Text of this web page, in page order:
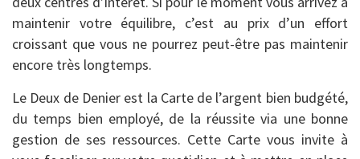
maintenir votre équilibre, c’est au prix d’un effort
croissant que vous ne pourrez peut-être pas maintenir
encore très longtemps.
Le Deux de Denier est la Carte de l’argent bien budgété,
du temps bien employé, de la réussite via une bonne
gestion de ses ressources. Cette Carte vous invite à